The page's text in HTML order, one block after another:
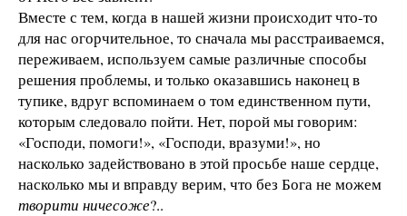
Вместе с тем, когда в нашей жизни происходит что-то
для нас огорчительное, то сначала мы расстраиваемся,
переживаем, используем самые различные способы
решения проблемы, и только оказавшись наконец в
тупике, вдруг вспоминаем о том единственном пути,
которым следовало пойти. Нет, порой мы говорим:
«Господи, помоги!», «Господи, вразуми!», но
насколько задействовано в этой просьбе наше сердце,
насколько мы и вправду верим, что без Бога не можем
творити ничесоже?..